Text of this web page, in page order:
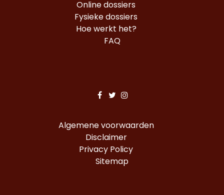
Online dossiers
Fysieke dossiers
Hoe werkt het?
FAQ
Algemene voorwaarden
Disclaimer
Privacy Policy
Sitemap